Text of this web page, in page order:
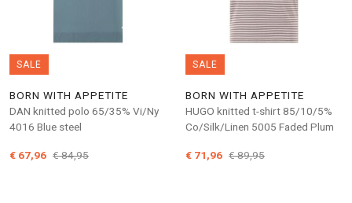
SALE
BORN WITH APPETITE
DAN knitted polo 65/35% Vi/Ny
4016 Blue steel
€ 67,96 € 84,95
SALE
BORN WITH APPETITE
HUGO knitted t-shirt 85/10/5%
Co/Silk/Linen 5005 Faded Plum
€ 71,96 € 89,95